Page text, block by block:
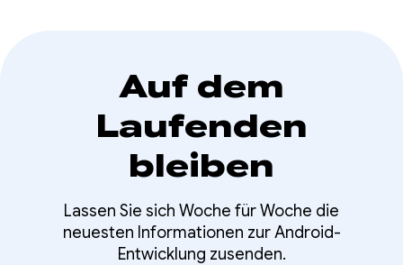
Auf dem
Laufenden
bleiben
Lassen Sie sich Woche für Woche die
neuesten Informationen zur Android-
Entwicklung zusenden.